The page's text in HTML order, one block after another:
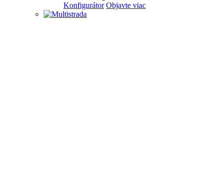
Konfigurátor Objavte viac